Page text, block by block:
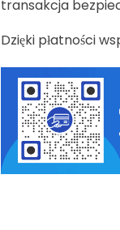
transakcja
Dzięki płatności